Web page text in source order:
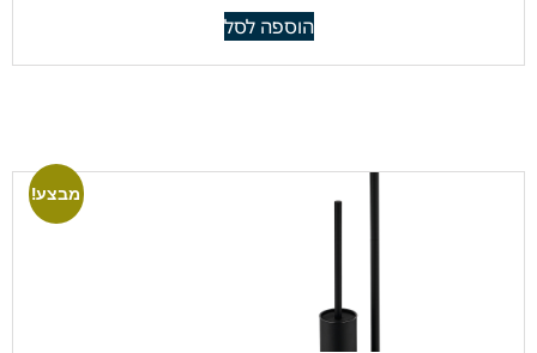
הוספה לסל
מבצע!